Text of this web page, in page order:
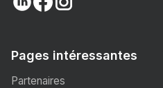
Pages intéressantes
Partenaires